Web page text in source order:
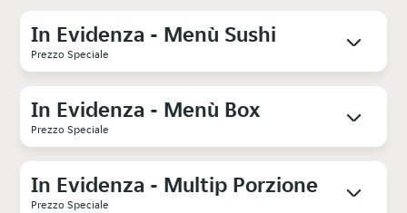
In Evidenza - Menù Sushi
Prezzo Speciale
In Evidenza - Menù Box
Prezzo Speciale
In Evidenza - Multip Porzione
Prezzo Speciale